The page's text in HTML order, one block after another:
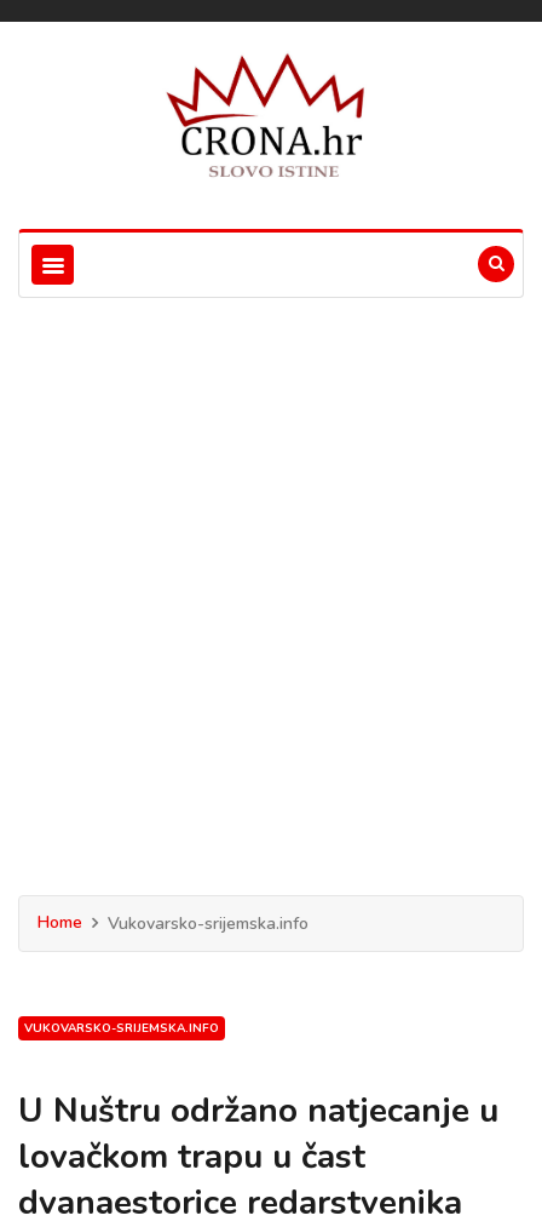
Home Vukovarsko-srijemska.info
VUKOVARSKO-SRIJEMSKA.INFO
U Nuštru održano natjecanje u
lovačkom trapu u čast
dvanaestorice redarstvenika